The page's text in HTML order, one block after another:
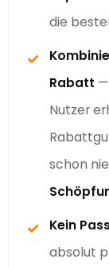
die
✓
Rabatt
Nutzer
schon
✓ Kein
absolut